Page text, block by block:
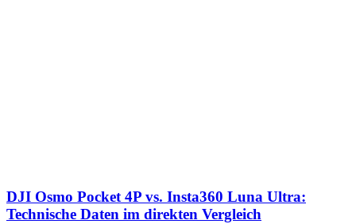
DJI Osmo Pocket 4P vs. Insta360 Luna Ultra:
Technische Daten im direkten Vergleich